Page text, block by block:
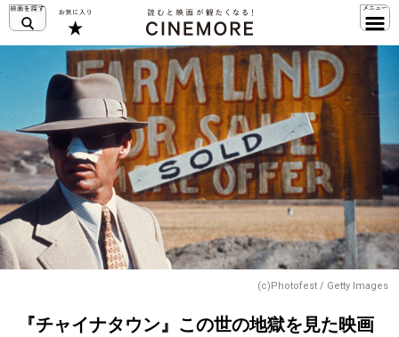
(c)Photofest / Getty Images
『チャイナタウン』この世の地獄を見た映画